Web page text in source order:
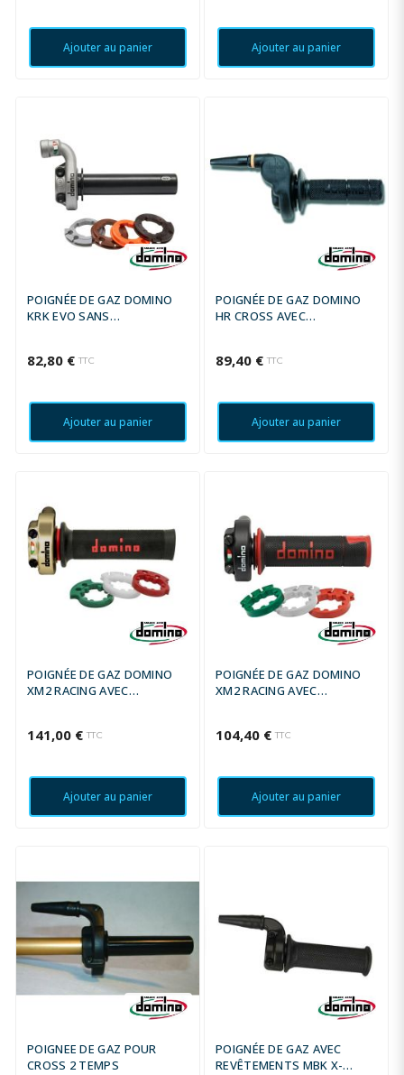
Ajouter au panier Ajouter au panier
POIGNÉE DE GAZ DOMINO
KRK EVO SANS
82,80 € TTC
Ajouter au panier
POIGNÉE DE GAZ DOMINO
HR CROSS AVEC
89,40 € TTC
Ajouter au panier
POIGNÉE DE GAZ DOMINO
XM2 RACING AVEC
141,00 € TTC
Ajouter au panier
POIGNÉE DE GAZ DOMINO
XM2 RACING AVEC
104,40 € TTC
Ajouter au panier
POIGNEE DE GAZ POUR
CROSS 2 TEMPS
POIGNÉE DE GAZ AVEC
REVÊTEMENTS MBK X-